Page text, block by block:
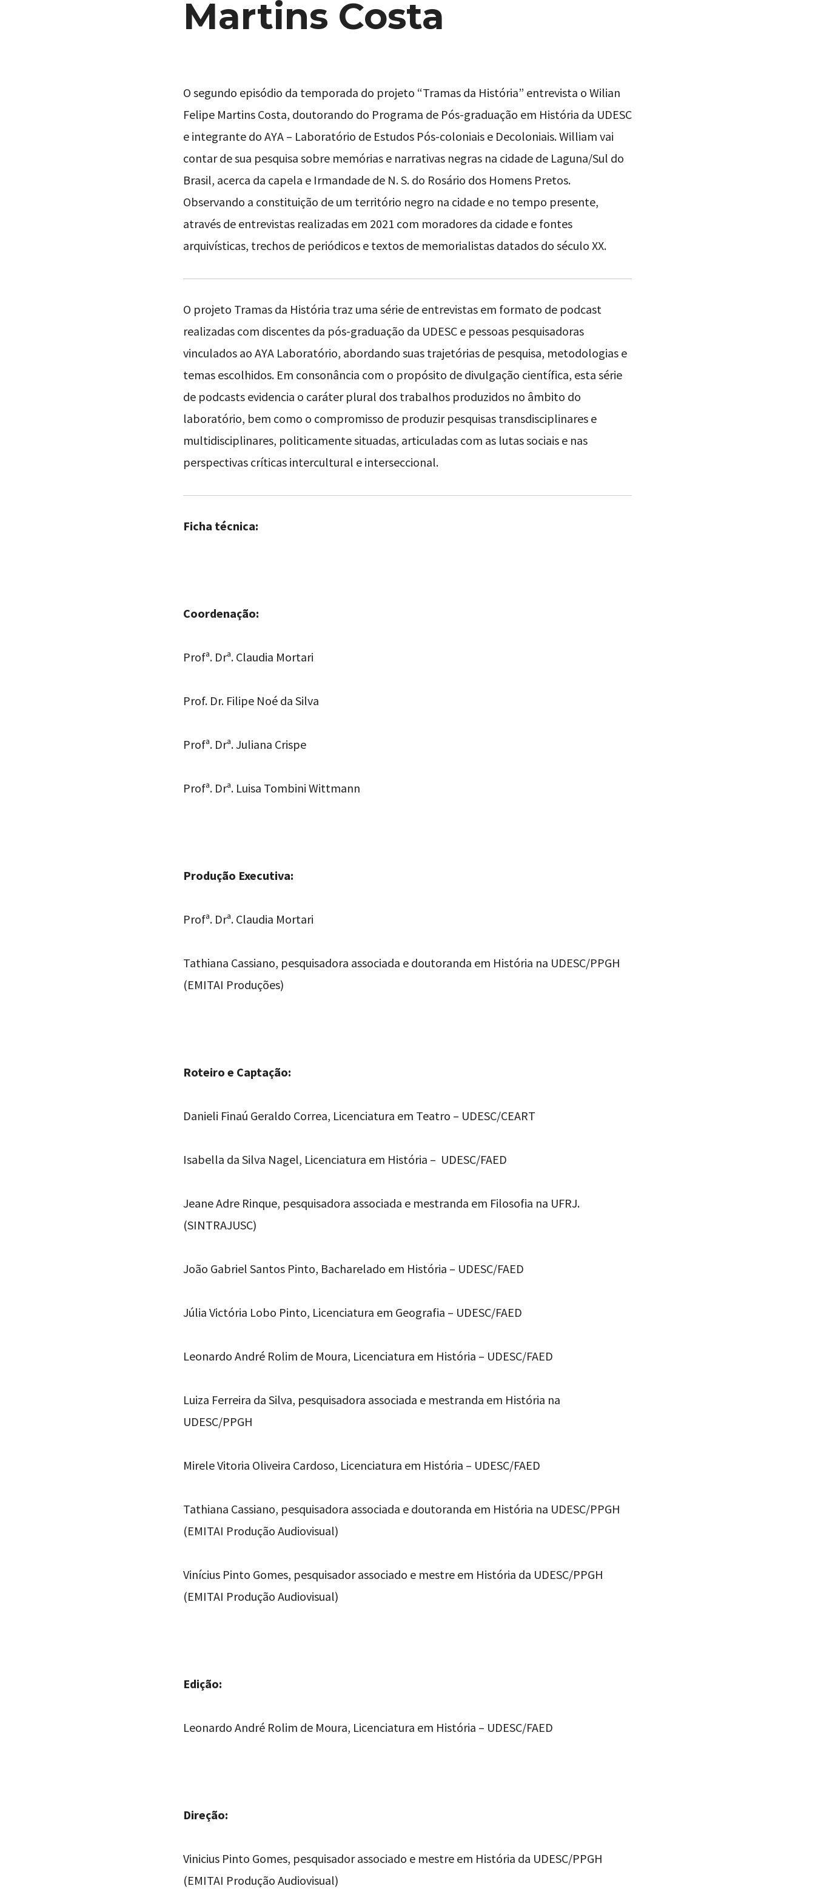
Martins Costa
O segundo episódio da temporada do projeto “Tramas da História” entrevista o Wilian
Felipe Martins Costa, doutorando do Programa de Pós-graduação em História da UDESC
e integrante do AYA – Laboratório de Estudos Pós-coloniais e Decoloniais. William vai
contar de sua pesquisa sobre memórias e narrativas negras na cidade de Laguna/Sul do
Brasil, acerca da capela e Irmandade de N. S. do Rosário dos Homens Pretos.
Observando a constituição de um território negro na cidade e no tempo presente,
através de entrevistas realizadas em 2021 com moradores da cidade e fontes
arquivísticas, trechos de periódicos e textos de memorialistas datados do século XX.
O projeto Tramas da História traz uma série de entrevistas em formato de podcast
realizadas com discentes da pós-graduação da UDESC e pessoas pesquisadoras
vinculados ao AYA Laboratório, abordando suas trajetórias de pesquisa, metodologias e
temas escolhidos. Em consonância com o propósito de divulgação científica, esta série
de podcasts evidencia o caráter plural dos trabalhos produzidos no âmbito do
laboratório, bem como o compromisso de produzir pesquisas transdisciplinares e
multidisciplinares, politicamente situadas, articuladas com as lutas sociais e nas
perspectivas críticas intercultural e interseccional.
Ficha técnica:
Coordenação:
Profª. Drª. Claudia Mortari
Prof. Dr. Filipe Noé da Silva
Profª. Drª. Juliana Crispe
Profª. Drª. Luisa Tombini Wittmann
Produção Executiva:
Profª. Drª. Claudia Mortari
Tathiana Cassiano, pesquisadora associada e doutoranda em História na UDESC/PPGH
(EMITAI Produções)
Roteiro e Captação:
Danieli Finaú Geraldo Correa, Licenciatura em Teatro – UDESC/CEART
Isabella da Silva Nagel, Licenciatura em História – UDESC/FAED
Jeane Adre Rinque, pesquisadora associada e mestranda em Filosofia na UFRJ.
(SINTRAJUSC)
João Gabriel Santos Pinto, Bacharelado em História – UDESC/FAED
Júlia Victória Lobo Pinto, Licenciatura em Geografia – UDESC/FAED
Leonardo André Rolim de Moura, Licenciatura em História – UDESC/FAED
Luiza Ferreira da Silva, pesquisadora associada e mestranda em História na
UDESC/PPGH
Mirele Vitoria Oliveira Cardoso, Licenciatura em História – UDESC/FAED
Tathiana Cassiano, pesquisadora associada e doutoranda em História na UDESC/PPGH
(EMITAI Produção Audiovisual)
Vinícius Pinto Gomes, pesquisador associado e mestre em História da UDESC/PPGH
(EMITAI Produção Audiovisual)
Edição:
Leonardo André Rolim de Moura, Licenciatura em História – UDESC/FAED
Direção:
Vinicius Pinto Gomes, pesquisador associado e mestre em História da UDESC/PPGH
(EMITAI Produção Audiovisual)